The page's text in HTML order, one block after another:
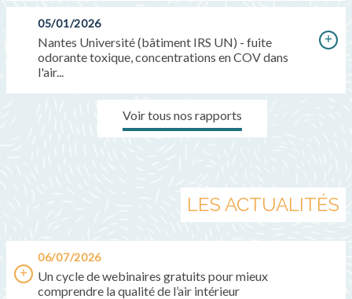
05/01/2026
Nantes Université (bâtiment IRS UN) - fuite
odorante toxique, concentrations en COV dans
l'air...
Voir tous nos rapports
LES ACTUALITÉS
06/07/2026
Un cycle de webinaires gratuits pour mieux
comprendre la qualité de l’air intérieur